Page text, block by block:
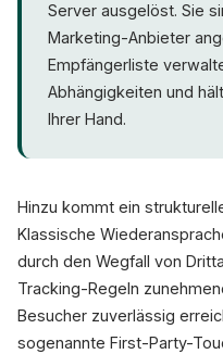
Server ausgelöst. Sie
Marketing-Anbieter
Empfängerliste
Abhängigkeiten und
Ihrer Hand.
Hinzu kommt ein
Klassische
durch den Wegfall von
Tracking-Regeln
Besucher zuverlässig
sogenannte First-Party-